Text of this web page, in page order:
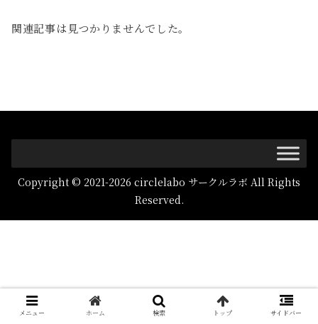
関連記事は見つかりませんでした。
Copyright © 2021-2026 circlelabo サークルラボ All Rights
Reserved.
メニュー ホーム 検索 トップ サイドバー